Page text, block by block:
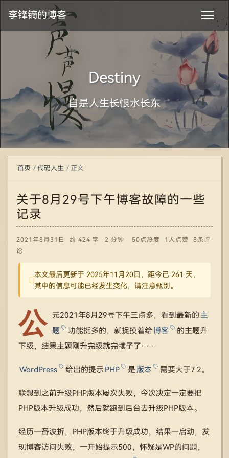
李锋镝的博客
Destiny
自是人生长恨水长东
首页 代码人生 正文
关于8月29号下午博客故障的一些
记录
2021年8月31日 约 424 字 2 分钟 50点热度 1人点赞
8条评
论
本文最后更新于 2025年11月20日，距今已 261 天，
其中的信息可能已经发生变化，请注意甄别。
公 元2021年8月29号下午三点多，看到最新的 主
题
功能挺多的，就捉摸着给博客
的主题升
下级，结果主题刚升完级就完犊子了……
WordPress 给出的提示 PHP 是 版本 需要大于7.2。
联想到之前升级PHP版本屡次失败，今次决定一定要把
PHP版本升级成功，然后就跑到后台去升级PHP版本。
经历一番波折，PHP版本终于升级成功，结果一启动，发
现博客访问失败，一开始提示500，怀疑是WP的问题，